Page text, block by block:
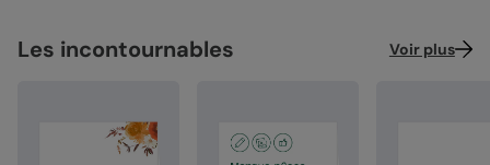
Les incontournables Voir plus